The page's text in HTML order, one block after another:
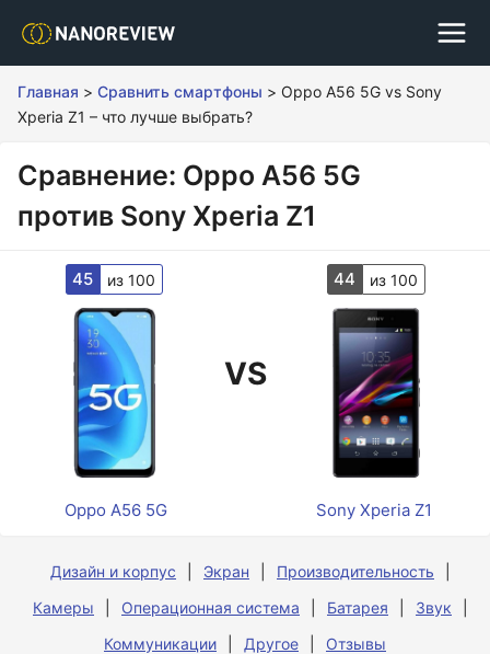
Главная > Сравнить смартфоны > Oppo A56 5G vs Sony
Xperia Z1 – что лучше выбрать?
Сравнение: Oppo A56 5G
против Sony Xperia Z1
45 из 100
VS
44 из 100
Oppo A56 5G Sony Xperia Z1
Дизайн и корпус Экран
Производительность
Камеры
Операционная система Батарея
Звук
Коммуникации
Другое Отзывы